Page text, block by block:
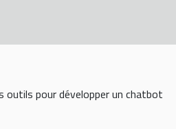
outils pour développer un chatbot